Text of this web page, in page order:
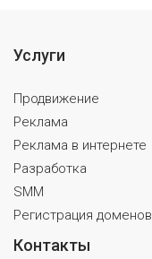
Услуги
Продвижение
Реклама
Реклама в интернете
Разработка
SMM
Регистрация доменов
Контакты